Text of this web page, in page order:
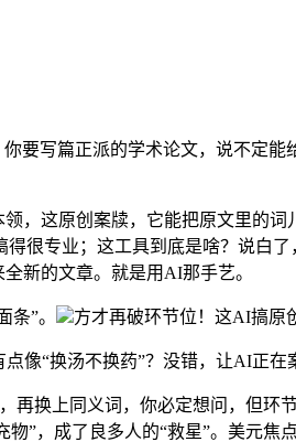
写篇正派的学术论文，说不定能
这原创案牍，它能把原文里的词
很专业；这工具到底是啥？说白
新的文章。就是用AI那手艺。
”。 方才再破环节位！这AI搞原
“换汤不换药”？没错，让AI正在
换上同义词，你必定想问，但环
”，成了良多人的“救星”。美元焦